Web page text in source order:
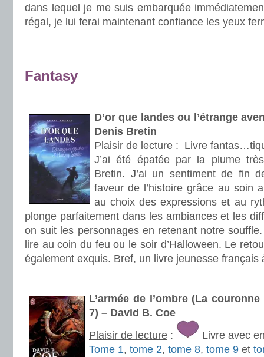
dans lequel je me suis embarquée
régal, je lui ferai maintenant confiance les yeux
Fantasy
D’or que landes ou l’étrange
Denis Bretin
Plaisir de lecture : Livre
J’ai été épatée par la plume
Bretin. J’ai un sentiment de fin
faveur de l’histoire grâce au soin
au choix des expressions et au
plonge parfaitement dans les ambiances et les
on suit les personnages en retenant notre
lire au coin du feu ou le soir d’Halloween. Le
également exquis. Bref, un livre jeunesse français
L’armée de l’ombre (La
7) – David B. Coe
Plaisir de lecture :
Livre avec
Tome 1, tome 2, tome 8, tome 9 et